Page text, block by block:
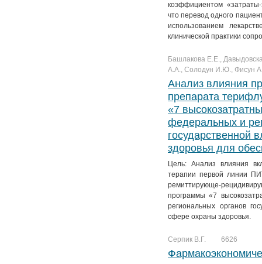
коэффициентом
что перевод одного
использованием
клинической практики
Башлакова Е.Е.,
А.А., Солодун И.Ю., Фисун
Анализ влияния
препарата
«7
федеральных и
государственной
здоровья для
Цель: Анализ влияния
терапии первой линии
ремиттирующе-
программы «7
региональных органов
сфере охраны здоровья.
Серпик В.Г. 6626